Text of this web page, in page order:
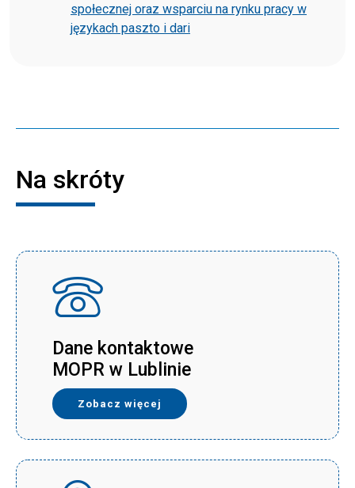
społecznej oraz wsparciu na rynku pracy w
językach paszto i dari
Na skróty
Dane kontaktowe
MOPR w Lublinie
Zobacz więcej